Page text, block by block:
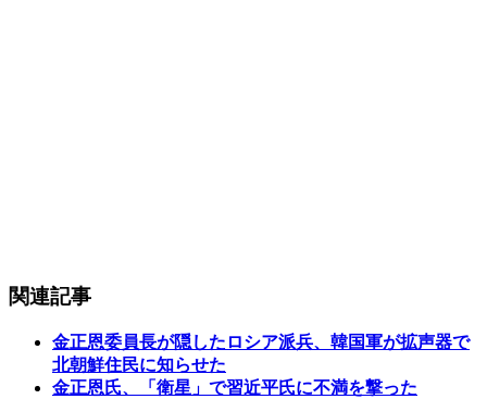
関連記事
金正恩委員長が隠したロシア派兵、韓国軍が拡声器で
北朝鮮住民に知らせた
金正恩氏、「衛星」で習近平氏に不満を撃った